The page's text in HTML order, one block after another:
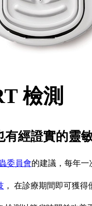
檢測
有經證實的靈
委員會的建議，每年一
， 在診療期間即可獲得